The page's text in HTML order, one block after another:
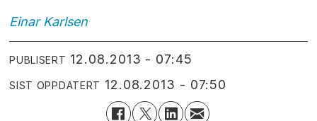
Einar Karlsen
PUBLISERT 12.08.2013 - 07:45
SIST OPPDATERT 12.08.2013 - 07:50